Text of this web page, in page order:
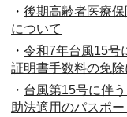
・ 後期高齢者医療
について
・ 令和7年台風15号
証明書手数料の免除
・ 台風第15号に伴
助法適用のパスポ